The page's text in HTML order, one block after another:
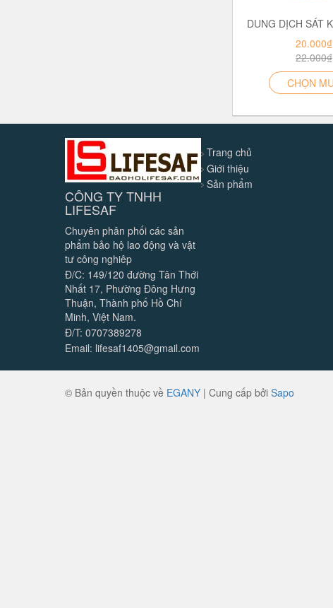
20.000₫
22.000₫
CHỌN
CÔNG TY TNHH
LIFESAF
Chuyên phân phối các sản
phẩm bảo hộ lao động và vật
tư công nghiêp
Đ/C: 149/120 đường Tân Thới
Nhất 17, Phường Đông Hưng
Thuận, Thành phố Hồ Chí
Minh, Việt Nam.
Đ/T: 0707389278
Email: lifesaf1405@gmail.com
Trang chủ
Giới thiệu
Sản phẩm
© Bản quyền thuộc về EGANY | Cung cấp bởi Sapo